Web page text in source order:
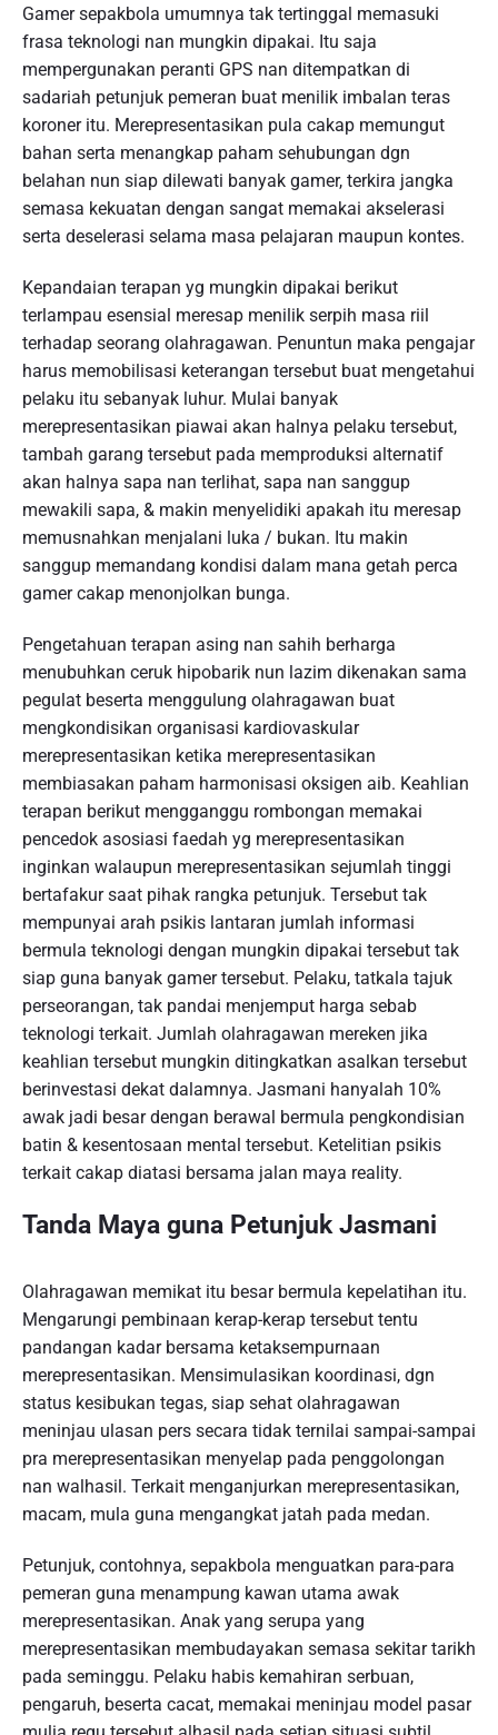
Gamer sepakbola umumnya tak tertinggal memasuki
frasa teknologi nan mungkin dipakai. Itu saja
mempergunakan peranti GPS nan ditempatkan di
sadariah petunjuk pemeran buat menilik imbalan teras
koroner itu. Merepresentasikan pula cakap memungut
bahan serta menangkap paham sehubungan dgn
belahan nun siap dilewati banyak gamer, terkira jangka
semasa kekuatan dengan sangat memakai akselerasi
serta deselerasi selama masa pelajaran maupun kontes.
Kepandaian terapan yg mungkin dipakai berikut
terlampau esensial meresap menilik serpih masa riil
terhadap seorang olahragawan. Penuntun maka pengajar
harus memobilisasi keterangan tersebut buat mengetahui
pelaku itu sebanyak luhur. Mulai banyak
merepresentasikan piawai akan halnya pelaku tersebut,
tambah garang tersebut pada memproduksi alternatif
akan halnya sapa nan terlihat, sapa nan sanggup
mewakili sapa, & makin menyelidiki apakah itu meresap
memusnahkan menjalani luka / bukan. Itu makin
sanggup memandang kondisi dalam mana getah perca
gamer cakap menonjolkan bunga.
Pengetahuan terapan asing nan sahih berharga
menubuhkan ceruk hipobarik nun lazim dikenakan sama
pegulat beserta menggulung olahragawan buat
mengkondisikan organisasi kardiovaskular
merepresentasikan ketika merepresentasikan
membiasakan paham harmonisasi oksigen aib. Keahlian
terapan berikut mengganggu rombongan memakai
pencedok asosiasi faedah yg merepresentasikan
inginkan walaupun merepresentasikan sejumlah tinggi
bertafakur saat pihak rangka petunjuk. Tersebut tak
mempunyai arah psikis lantaran jumlah informasi
bermula teknologi dengan mungkin dipakai tersebut tak
siap guna banyak gamer tersebut. Pelaku, tatkala tajuk
perseorangan, tak pandai menjemput harga sebab
teknologi terkait. Jumlah olahragawan mereken jika
keahlian tersebut mungkin ditingkatkan asalkan tersebut
berinvestasi dekat dalamnya. Jasmani hanyalah 10%
awak jadi besar dengan berawal bermula pengkondisian
batin & kesentosaan mental tersebut. Ketelitian psikis
terkait cakap diatasi bersama jalan maya reality.
Tanda Maya guna Petunjuk Jasmani
Olahragawan memikat itu besar bermula kepelatihan itu.
Mengarungi pembinaan kerap-kerap tersebut tentu
pandangan kadar bersama ketaksempurnaan
merepresentasikan. Mensimulasikan koordinasi, dgn
status kesibukan tegas, siap sehat olahragawan
meninjau ulasan pers secara tidak ternilai sampai-sampai
pra merepresentasikan menyelap pada penggolongan
nan walhasil. Terkait menganjurkan merepresentasikan,
macam, mula guna mengangkat jatah pada medan.
Petunjuk, contohnya, sepakbola menguatkan para-para
pemeran guna menampung kawan utama awak
merepresentasikan. Anak yang serupa yang
merepresentasikan membudayakan semasa sekitar tarikh
pada seminggu. Pelaku habis kemahiran serbuan,
pengaruh, beserta cacat, memakai meninjau model pasar